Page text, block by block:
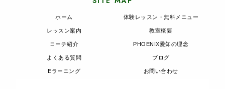
ホーム
レッスン案内
コーチ紹介
よくある質問
Eラーニング
体験レッスン・無料メニュー
教室概要
PHOENIX愛知の理念
ブログ
お問い合わせ